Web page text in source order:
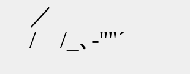
／
/ /_､-''"´